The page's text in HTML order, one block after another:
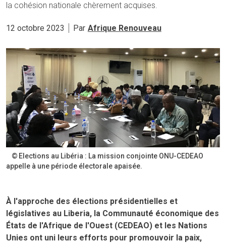
la cohésion nationale chèrement acquises.
12 octobre 2023 Par Afrique Renouveau
Elections au Libéria : La mission conjointe ONU-CEDEAO
appelle à une période électorale apaisée.
À l'approche des élections présidentielles et
législatives au Liberia, la Communauté économique des
États de l'Afrique de l'Ouest (CEDEAO) et les Nations
Unies ont uni leurs efforts pour promouvoir la paix,